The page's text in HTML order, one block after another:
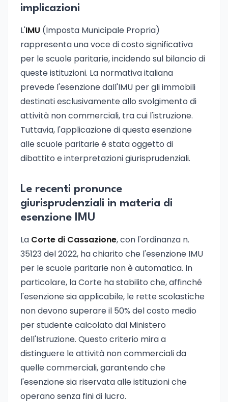
implicazioni
L'IMU (Imposta Municipale Propria)
rappresenta una voce di costo significativa
per le scuole paritarie, incidendo sul bilancio di
queste istituzioni. La normativa italiana
prevede l'esenzione dall'IMU per gli immobili
destinati esclusivamente allo svolgimento di
attività non commerciali, tra cui l'istruzione.
Tuttavia, l'applicazione di questa esenzione
alle scuole paritarie è stata oggetto di
dibattito e interpretazioni giurisprudenziali.
Le recenti pronunce
giurisprudenziali in materia di
esenzione IMU
La Corte di Cassazione, con l'ordinanza n.
35123 del 2022, ha chiarito che l'esenzione IMU
per le scuole paritarie non è automatica. In
particolare, la Corte ha stabilito che, affinché
l'esenzione sia applicabile, le rette scolastiche
non devono superare il 50% del costo medio
per studente calcolato dal Ministero
dell'Istruzione. Questo criterio mira a
distinguere le attività non commerciali da
quelle commerciali, garantendo che
l'esenzione sia riservata alle istituzioni che
operano senza fini di lucro.